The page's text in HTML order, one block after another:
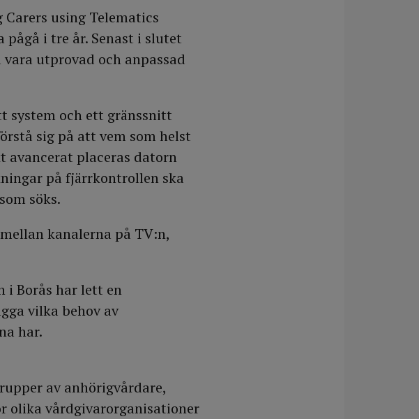
using Telematics
pågå i tre år. Senast i slutet
utprovad och anpassad
system och ett gränssnitt
sig på att vem som helst
placeras datorn
på fjärrkontrollen ska
söks.
kanalerna på TV:n,
i Borås har lett en
vilka behov av
har.
av anhörigvårdare,
olika vårdgivarorganisationer